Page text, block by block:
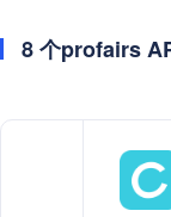
8 个profairs